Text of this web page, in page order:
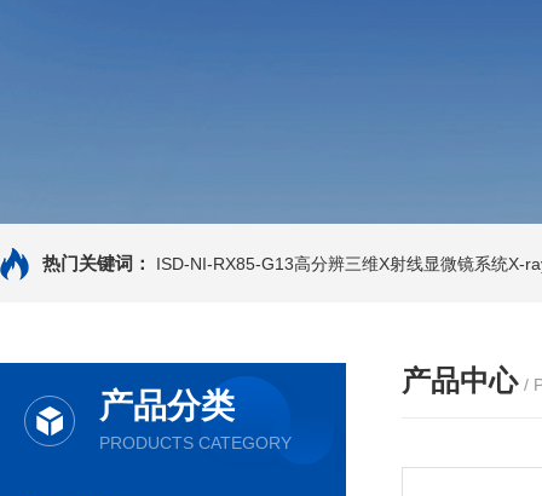
热门关键词： ISD-NI-RX85-G13高分辨三维X射线显微镜系统X-
产品分类
PRODUCTS CATEGORY
产品中心 /